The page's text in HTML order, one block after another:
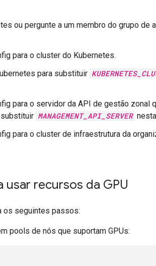
ou pergunte a um membro do grupo de
para o cluster do Kubernetes.
para substituir
para o servidor da API de gestão zonal
MANAGEMENT_API_SERVER
para o cluster de infraestrutura da
recursos da GPU
os seguintes passos:
pools de nós que suportam GPUs: